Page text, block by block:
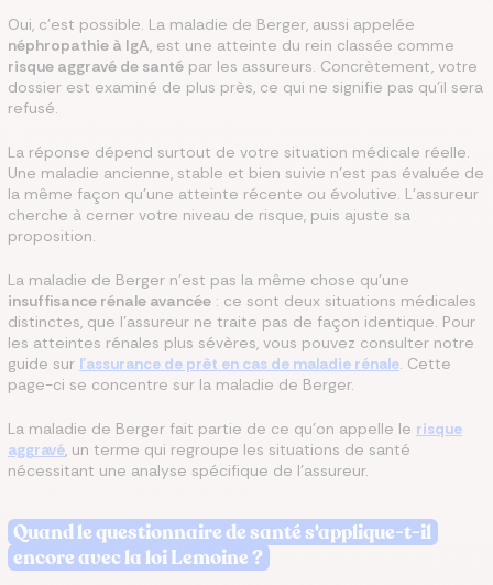
Oui, c'est possible. La maladie de Berger, aussi appelée
néphropathie à IgA, est une atteinte du rein classée comme
risque aggravé de santé par les assureurs. Concrètement, votre
dossier est examiné de plus près, ce qui ne signifie pas qu'il sera
refusé.
La réponse dépend surtout de votre situation médicale réelle.
Une maladie ancienne, stable et bien suivie n'est pas évaluée de
la même façon qu'une atteinte récente ou évolutive. L'assureur
cherche à cerner votre niveau de risque, puis ajuste sa
proposition.
La maladie de Berger n'est pas la même chose qu'une
insuffisance rénale avancée : ce sont deux situations médicales
distinctes, que l'assureur ne traite pas de façon identique. Pour
les atteintes rénales plus sévères, vous pouvez consulter notre
guide sur l'assurance de prêt en cas de maladie rénale. Cette
page-ci se concentre sur la maladie de Berger.
La maladie de Berger fait partie de ce qu'on appelle le risque
aggravé, un terme qui regroupe les situations de santé
nécessitant une analyse spécifique de l'assureur.
Quand le questionnaire de santé s'applique-t-il
encore avec la loi Lemoine ?